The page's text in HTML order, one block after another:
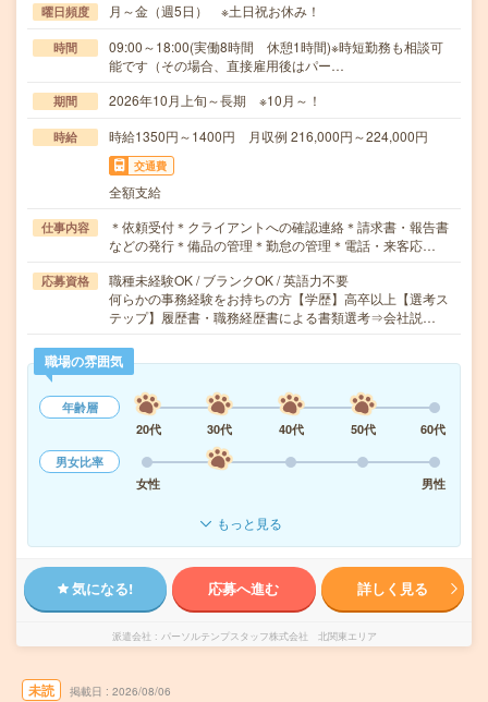
曜日頻度 月～金（週5日） ※土日祝お休み！
時間
09:00～18:00(実働8時間 休憩1時間)※時短勤務も相談可
能です（その場合、直接雇用後はパー…
期間 2026年10月上旬～長期 ※10月～！
時給 時給1350円～1400円 月収例 216,000円～224,000円
交通費
全額支給
仕事内容
＊依頼受付＊クライアントへの確認連絡＊請求書・報告書
などの発行＊備品の管理＊勤怠の管理＊電話・来客応…
応募資格
職種未経験OK / ブランクOK / 英語力不要
何らかの事務経験をお持ちの方【学歴】高卒以上【選考ス
テップ】履歴書・職務経歴書による書類選考⇒会社説…
職場の雰囲気
年齢層
20代
30代 40代 50代
60代
男女比率
女性
男性
もっと見る
気になる! 応募へ進む 詳しく見る
派遣会社 パーソルテンプスタッフ株式会社 北関東エリア
未読 掲載日 2026/08/06